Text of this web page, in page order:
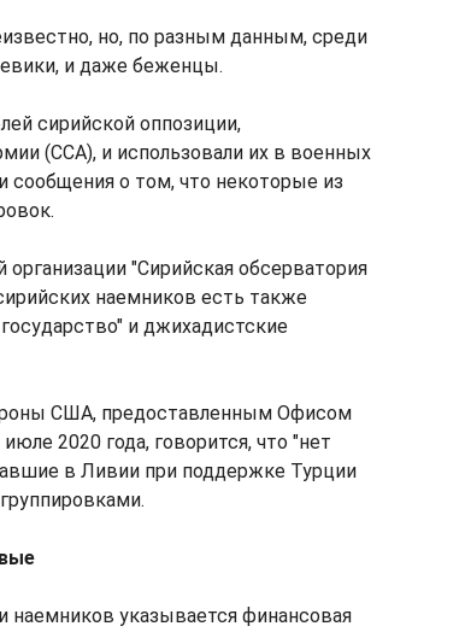
но, по разным данным, среди
и даже беженцы.
сирийской оппозиции,
(ССА), и использовали их в военных
сообщения о том, что некоторые из
"Сирийская обсерватория
наемников есть также
и джихадистские
США, предоставленным Офисом
2020 года, говорится, что "нет
в Ливии при поддержке Турции
наемников указывается финансовая